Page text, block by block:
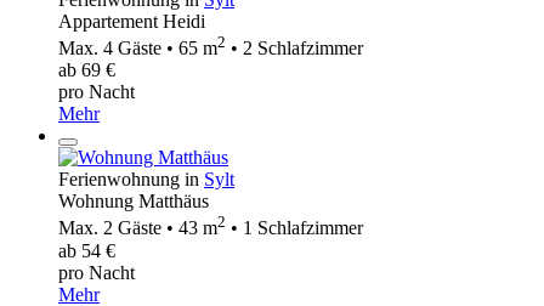
Appartement Heidi
Max. 4 Gäste • 65 m2 • 2 Schlafzimmer
ab 69 €
pro Nacht
Mehr
Ferienwohnung in Sylt
Wohnung Matthäus
Max. 2 Gäste • 43 m2 • 1 Schlafzimmer
ab 54 €
pro Nacht
Mehr